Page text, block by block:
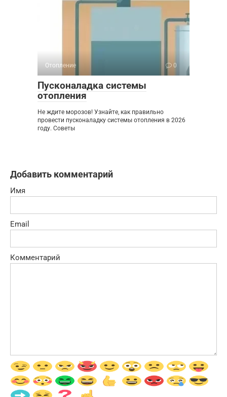
Отопление 0
Пусконаладка системы
отопления
Не ждите морозов! Узнайте, как правильно
провести пусконаладку системы отопления в 2026
году. Советы
Добавить комментарий
Имя
Email
Комментарий